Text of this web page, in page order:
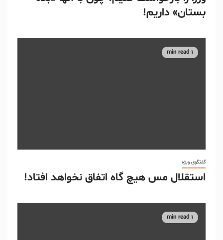
بستان» داریم!
1 min read
گفتگوی ویژه
استقلال مس هیچ گاه اتفاق نخواهد افتاد!
1 min read